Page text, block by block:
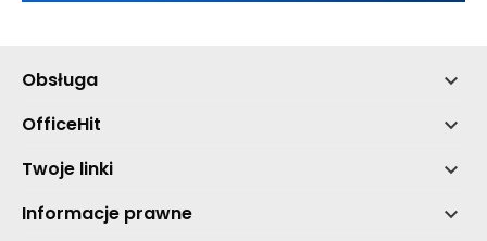
Obsługa 
OfficeHit 
Twoje linki 
Informacje prawne 